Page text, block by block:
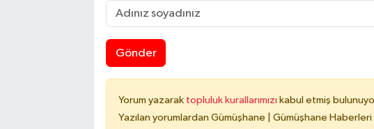
Gönder
Yorum yazarak topluluk kurallarımızı kabul etmiş
Yazılan yorumlardan Gümüşhane | Gümüşhane